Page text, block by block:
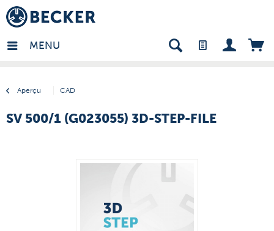
MENU
Aperçu CAD
- FR
SV 500/1 (G023055) 3D-STEP-FILE